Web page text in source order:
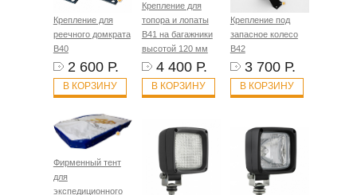
Крепление для
реечного домкрата
B40
2 600 Р.
В КОРЗИНУ
Крепление для
топора и лопаты
B41 на багажники
высотой 120 мм
4 400 Р.
В КОРЗИНУ
Крепление под
запасное колесо
B42
3 700 Р.
В КОРЗИНУ
Фирменный тент
для
экспедиционного